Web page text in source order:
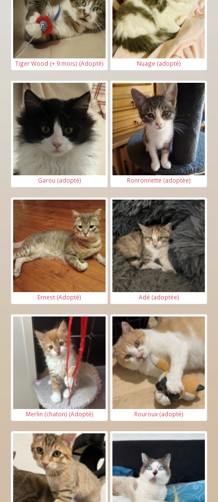
Tiger Wood (+ 9 mois) (Adopté) Nuage (adopté)
Garou (adopté) Ronronnette (adoptée)
Ernest (Adopté) Adé (adoptée)
Merlin (chaton) (Adopté) Rouroux (adopté)